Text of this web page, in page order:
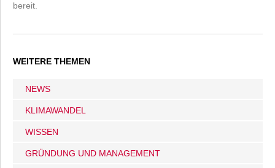
bereit.
WEITERE THEMEN
NEWS
KLIMAWANDEL
WISSEN
GRÜNDUNG UND MANAGEMENT